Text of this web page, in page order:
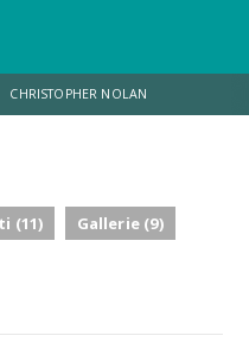
CHRISTOPHER NOLAN
(11)
Gallerie (9)